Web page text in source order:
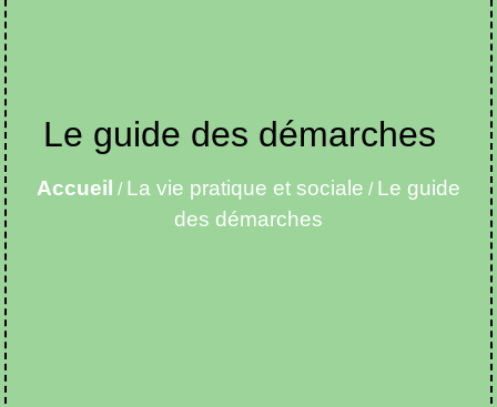
Le guide des démarches
Accueil / La vie pratique et sociale / Le guide
des démarches